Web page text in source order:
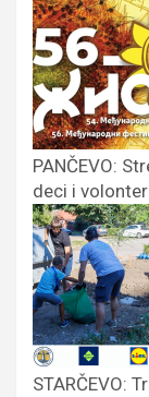
PANČEVO:
deci i
STARČEVO: